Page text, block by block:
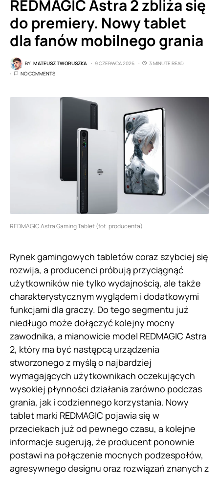
REDMAGIC Astra 2 zbliża się
do premiery. Nowy tablet
dla fanów mobilnego grania
BY MATEUSZ TWORUSZKA 9 CZERWCA 2026
3 MINUTE READ
NO COMMENTS
REDMAGIC Astra Gaming Tablet (fot. producenta)
Rynek gamingowych tabletów coraz szybciej się
rozwija, a producenci próbują przyciągnąć
użytkowników nie tylko wydajnością, ale także
charakterystycznym wyglądem i dodatkowymi
funkcjami dla graczy. Do tego segmentu już
niedługo może dołączyć kolejny mocny
zawodnika, a mianowicie model REDMAGIC Astra
2, który ma być następcą urządzenia
stworzonego z myślą o najbardziej
wymagających użytkownikach oczekujących
wysokiej płynności działania zarówno podczas
grania, jak i codziennego korzystania. Nowy
tablet marki REDMAGIC pojawia się w
przeciekach już od pewnego czasu, a kolejne
informacje sugerują, że producent ponownie
postawi na połączenie mocnych podzespołów,
agresywnego designu oraz rozwiązań znanych z